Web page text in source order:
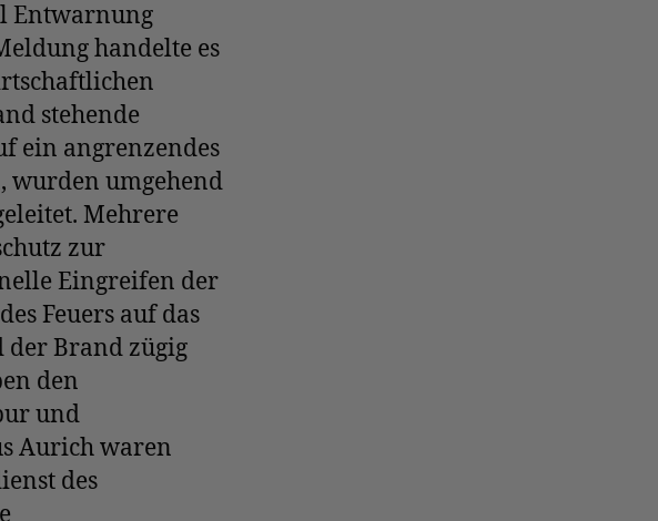
Entwarnung
handelte es
stehende
ein angrenzendes
wurden umgehend
Mehrere
zur
Eingreifen der
Feuers auf das
Brand zügig
den
und
Aurich waren
des